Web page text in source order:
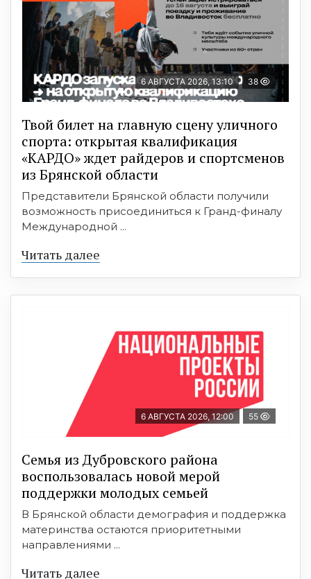
6 АВГУСТА 2026, 13:10 38
Твой билет на главную сцену уличного
спорта: открытая квалификация
«КАРДО» ждет райдеров и спортсменов
из Брянской области
Представители Брянской области получили
возможность присоединиться к Гранд-финалу
Международной ...
Читать далее
6 АВГУСТА 2026, 12:00 55
Семья из Дубровского района
воспользовалась новой мерой
поддержки молодых семьей
В Брянской области демография и поддержка
материнства остаются приоритетными
направлениями ...
Читать далее